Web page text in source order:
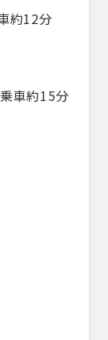
約12分
車約15分